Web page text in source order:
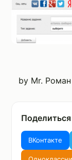
by Mr.
Поделиться
ВКонтакте